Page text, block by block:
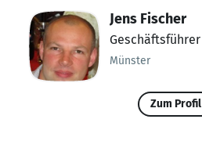
Jens Fischer
Geschäftsführer
Münster
Zum Profil